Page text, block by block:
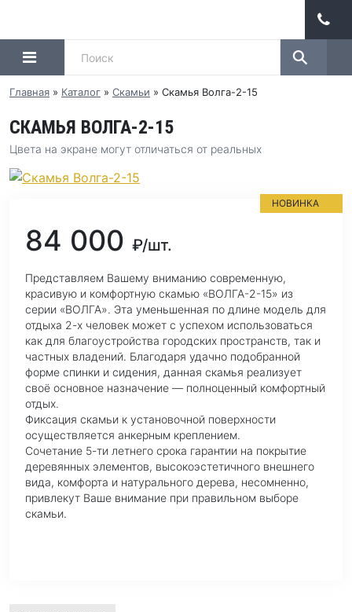
Главная » Каталог » Скамьи » Скамья Волга-2-15
СКАМЬЯ ВОЛГА-2-15
Цвета на экране могут отличаться от реальных
НОВИНКА
84 000 ₽/шт.
Представляем Вашему вниманию современную,
красивую и комфортную скамью «ВОЛГА-2-15» из
серии «ВОЛГА». Эта уменьшенная по длине модель для
отдыха 2-х человек может с успехом использоваться
как для благоустройства городских пространств, так и
частных владений. Благодаря удачно подобранной
форме спинки и сидения, данная скамья реализует
своё основное назначение — полноценный комфортный
отдых.
Фиксация скамьи к установочной поверхности
осуществляется анкерным креплением.
Сочетание 5-ти летнего срока гарантии на покрытие
деревянных элементов, высокоэстетичного внешнего
вида, комфорта и натурального дерева, несомненно,
привлекут Ваше внимание при правильном выборе
скамьи.